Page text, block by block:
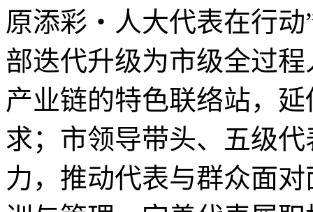
原添彩・人大代表在行
部迭代升级为市级全过
产业链的特色联络站，
求；市领导带头、五级
力，推动代表与群众面